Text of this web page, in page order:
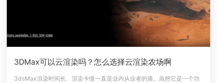
3DMax可以云渲染吗？怎么选择云渲染农场啊
3dsMax渲染时间长、渲染卡慢一直是业内从业者的痛。虽然它是一个功